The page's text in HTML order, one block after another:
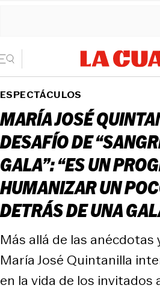
ESPECTÁCULOS
MARÍA JOSÉ
DESAFÍO DE
GALA”: “ES UN
HUMANIZAR UN
DETRÁS DE UNA
Más allá de las anécdotas
María José Quintanilla
en la vida de los invitados